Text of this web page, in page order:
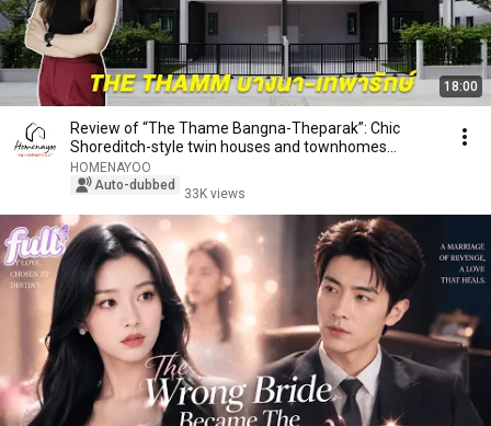
18:00
Review of “The Thame Bangna-Theparak”: Chic
Shoreditch-style twin houses and townhomes
starting a...
HOMENAYOO
Auto-dubbed
33K views